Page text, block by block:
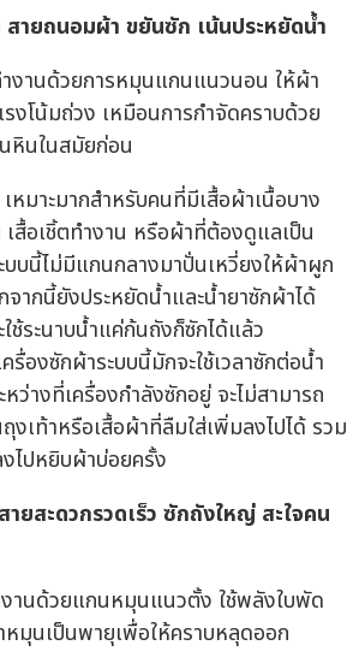
สายถนอมผ้า ขยันซัก เน้นประหยัดน้ำ
ำงานด้วยการหมุนแกนแนวนอน ให้ผ้า
โน้มถ่วง เหมือนการกำจัดคราบด้วย
หินในสมัยก่อน
เหมาะมากสำหรับคนที่มีเสื้อผ้าเนื้อบาง
สื้อเชิ้ตทำงาน หรือผ้าที่ต้องดูแลเป็น
บบนี้ไม่มีแกนกลางมาปั่นเหวี่ยงให้ผ้าผูก
ากนี้ยังประหยัดน้ำและน้ำยาซักผ้าได้
ใช้ระนาบน้ำแค่ก้นถังก็ซักได้แล้ว
ครื่องซักผ้าระบบนี้มักจะใช้เวลาซักต่อน้ำ
หว่างที่เครื่องกำลังซักอยู่ จะไม่สามารถ
งเท้าหรือเสื้อผ้าที่ลืมใส่เพิ่มลงไปได้ รวม
ไปหยิบผ้าบ่อยครั้ง
ยสะดวกรวดเร็ว ซักถังใหญ่ สะใจคน
งานด้วยแกนหมุนแนวตั้ง ใช้พลังใบพัด
มุนเป็นพายุเพื่อให้คราบหลุดออก